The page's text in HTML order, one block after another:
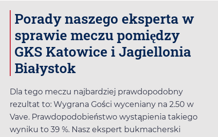
Porady naszego eksperta w
sprawie meczu pomiędzy
GKS Katowice i Jagiellonia
Białystok
Dla tego meczu najbardziej prawdopodobny
rezultat to: Wygrana Gości wyceniany na 2.50 w
Vave. Prawdopodobieństwo wystąpienia takiego
wyniku to 39 %. Nasz ekspert bukmacherski